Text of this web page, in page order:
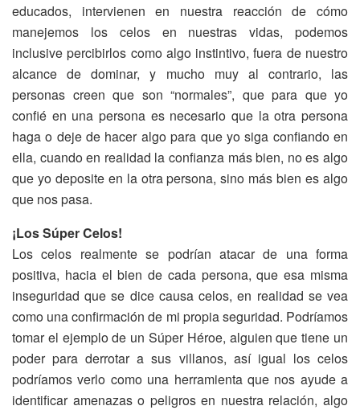
educados, intervienen en nuestra reacción de cómo
manejemos los celos en nuestras vidas, podemos
inclusive percibirlos como algo instintivo, fuera de nuestro
alcance de dominar, y mucho muy al contrario, las
personas creen que son “normales”, que para que yo
confié en una persona es necesario que la otra persona
haga o deje de hacer algo para que yo siga confiando en
ella, cuando en realidad la confianza más bien, no es algo
que yo deposite en la otra persona, sino más bien es algo
que nos pasa.
¡Los Súper Celos!
Los celos realmente se podrían atacar de una forma
positiva, hacia el bien de cada persona, que esa misma
inseguridad que se dice causa celos, en realidad se vea
como una confirmación de mi propia seguridad. Podríamos
tomar el ejemplo de un Súper Héroe, alguien que tiene un
poder para derrotar a sus villanos, así igual los celos
podríamos verlo como una herramienta que nos ayude a
identificar amenazas o peligros en nuestra relación, algo